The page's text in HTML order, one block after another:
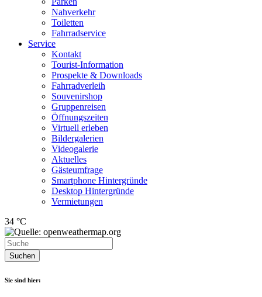
Nahverkehr
Toiletten
Fahrradservice
Service
Kontakt
Tourist-Information
Prospekte & Downloads
Fahrradverleih
Souvenirshop
Gruppenreisen
Öffnungszeiten
Virtuell erleben
Bildergalerien
Videogalerie
Aktuelles
Gästeumfrage
Smartphone Hintergründe
Desktop Hintergründe
Vermietungen
34 °C
Suchen
Sie sind hier: